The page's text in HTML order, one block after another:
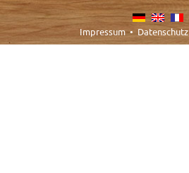
Impressum• Datenschutz